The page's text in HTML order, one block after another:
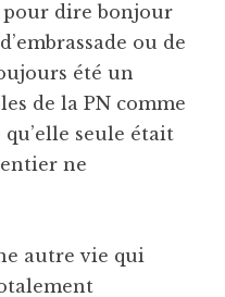
pour dire bonjour
ou de
été un
de la PN comme
seule était
ne
autre vie qui